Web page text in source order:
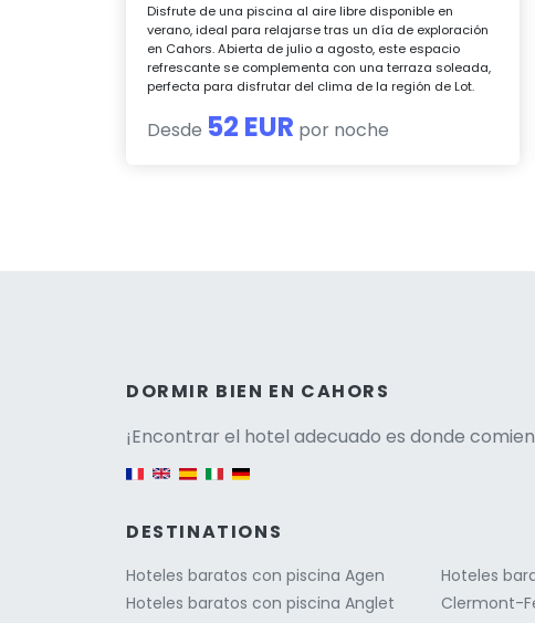
Disfrute de una piscina al aire libre disponible en
verano, ideal para relajarse tras un día de exploración
en Cahors. Abierta de julio a agosto, este espacio
refrescante se complementa con una terraza soleada,
perfecta para disfrutar del clima de la región de Lot.
Desde 52 EUR por noche
DORMIR BIEN EN CAHORS
¡Encontrar el hotel adecuado es donde
DESTINATIONS
Hoteles baratos con piscina Agen
Hoteles baratos con piscina Anglet
Hoteles
Clermont-